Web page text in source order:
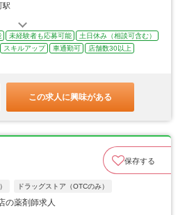
駅
未経験者も応募可能
土日休み（相談可含む）
スキルアップ 車通勤可
店舗数30以上
この求人に興味がある
保存する
ドラッグストア（OTCのみ）
薬剤師求人